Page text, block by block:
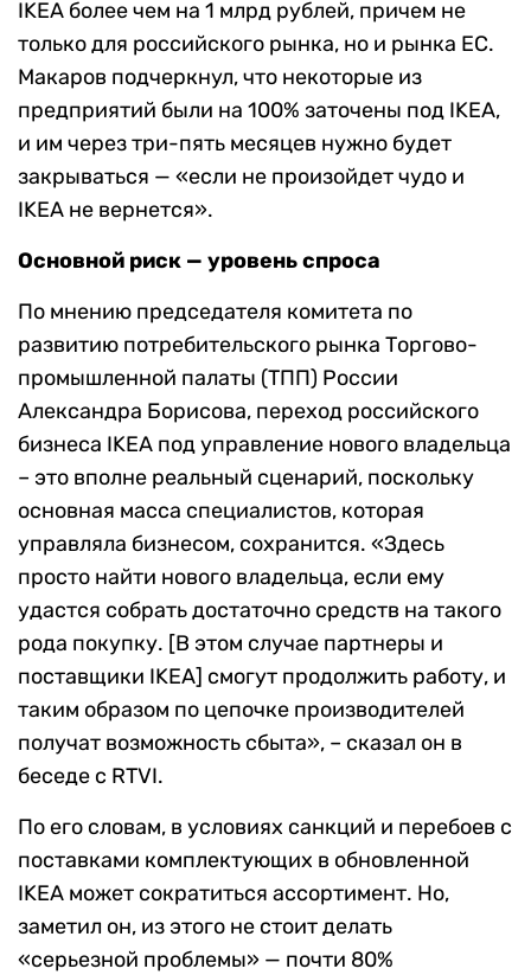
IKEA более чем на 1 млрд рублей, причем не
только для российского рынка, но и рынка ЕС.
Макаров подчеркнул, что некоторые из
предприятий были на 100% заточены под IKEA,
и им через три-пять месяцев нужно будет
закрываться — «если не произойдет чудо и
IKEA не вернется».
Основной риск — уровень спроса
По мнению председателя комитета по
развитию потребительского рынка Торгово-
промышленной палаты (ТПП) России
Александра Борисова, переход российского
бизнеса IKEA под управление нового владельца
– это вполне реальный сценарий, поскольку
основная масса специалистов, которая
управляла бизнесом, сохранится. «Здесь
просто найти нового владельца, если ему
удастся собрать достаточно средств на такого
рода покупку. [В этом случае партнеры и
поставщики IKEA] смогут продолжить работу, и
таким образом по цепочке производителей
получат возможность сбыта», – сказал он в
беседе с RTVI.
По его словам, в условиях санкций и перебоев с
поставками комплектующих в обновленной
IKEA может сократиться ассортимент. Но,
заметил он, из этого не стоит делать
«серьезной проблемы» — почти 80%